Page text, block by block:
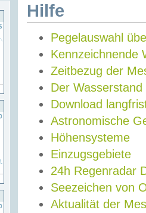
Hilfe
Pegelauswahl
Kennzeichnende
Zeitbezug der
Der Wasserstand
Download
Astronomische
Höhensysteme
Einzugsgebiete
24h Regenradar
Seezeichen von
Aktualität der